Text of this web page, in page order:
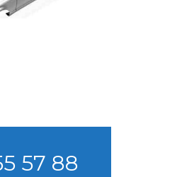
57 88